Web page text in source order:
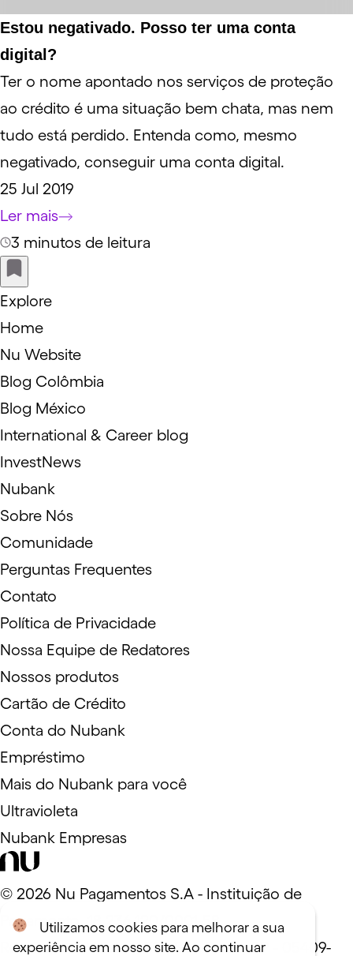
Estou negativado. Posso ter uma conta
digital?
Ter o nome apontado nos serviços de proteção
ao crédito é uma situação bem chata, mas nem
tudo está perdido. Entenda como, mesmo
negativado, conseguir uma conta digital.
25 Jul 2019
Ler mais
3 minutos de leitura
Explore
Home
Nu Website
Blog Colômbia
Blog México
International & Career blog
InvestNews
Nubank
Sobre Nós
Comunidade
Perguntas Frequentes
Contato
Política de Privacidade
Nossa Equipe de Redatores
Nossos produtos
Cartão de Crédito
Conta do Nubank
Empréstimo
Mais do Nubank para você
Ultravioleta
Nubank Empresas
© 2026 Nu Pagamentos S.A - Instituição de
Pagamento. 18.236.120/0001-58
Rua Capote Valente, 39 - São Paulo, SP - 05409-
Utilizamos cookies para melhorar a sua
experiência em nosso site. Ao continuar